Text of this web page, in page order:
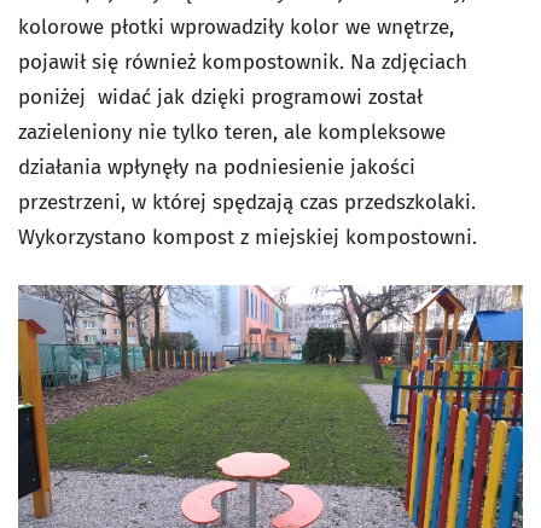
kolorowe płotki wprowadziły kolor we wnętrze,
pojawił się również kompostownik. Na zdjęciach
poniżej widać jak dzięki programowi został
zazieleniony nie tylko teren, ale kompleksowe
działania wpłynęły na podniesienie jakości
przestrzeni, w której spędzają czas przedszkolaki.
Wykorzystano kompost z miejskiej kompostowni.